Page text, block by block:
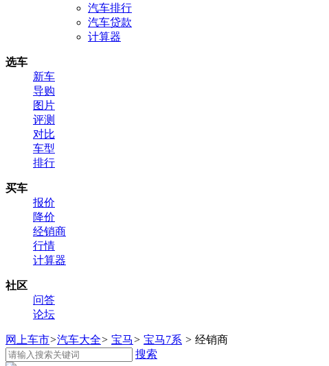
汽车排行
汽车贷款
计算器
选车
新车
导购
图片
评测
对比
车型
排行
买车
报价
降价
经销商
行情
计算器
社区
问答
论坛
网上车市>汽车大全> 宝马> 宝马7系 > 经销商
搜索